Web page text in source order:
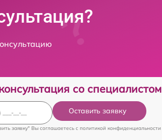
со специалистом
Оставить заявку
заявку" Вы соглашаетесь c политикой конфиденциальности